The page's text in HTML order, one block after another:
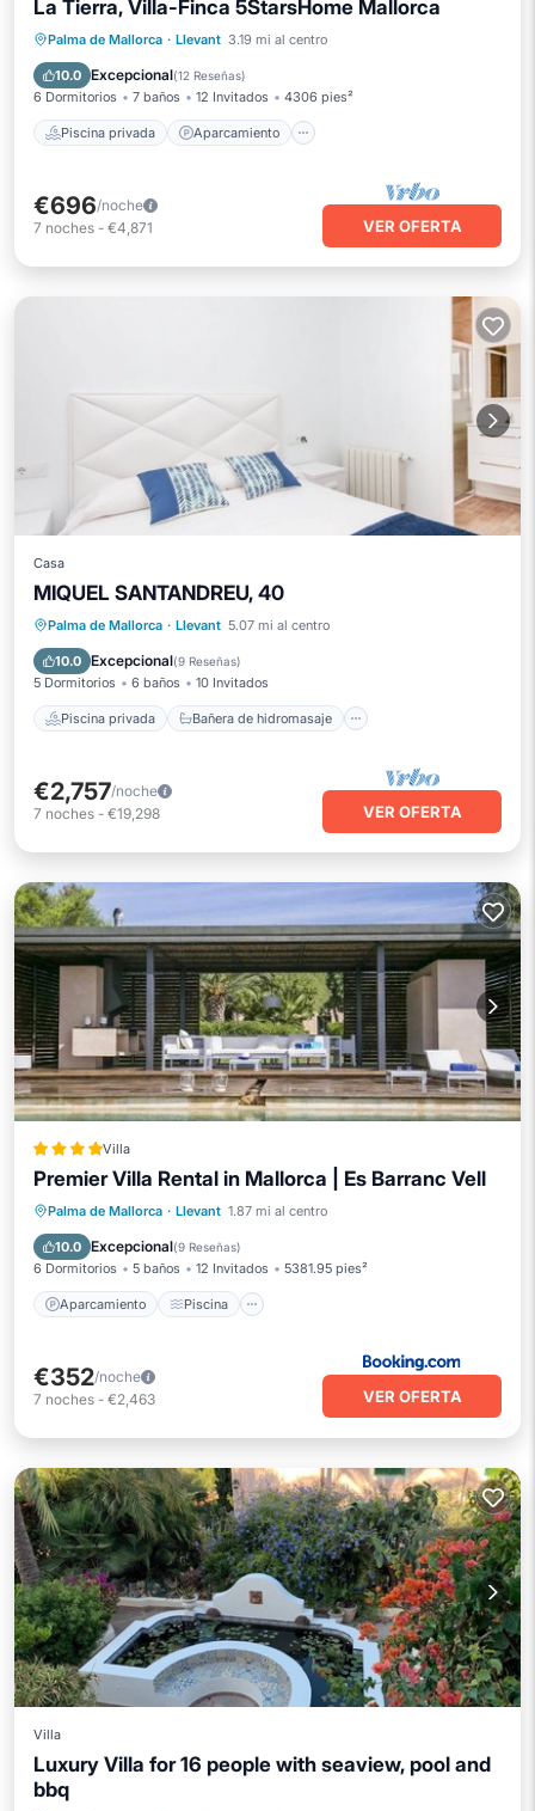
La Tierra, Villa-Finca 5StarsHome Mallorca
Palma de Mallorca · Llevant 3.19 mi al centro
10.0 Excepcional(12 Reseñas)
6 Dormitorios 7 baños 12 Invitados 4306 pies²
Piscina privada Aparcamiento
Piscina privada
Aparcamiento
Piscina
Balcón/Terraza
€696/noche
7 noches - €4,871 VER OFERTA
Casa
MIQUEL SANTANDREU, 40
Palma de Mallorca · Llevant 5.07 mi al centro
10.0 Excepcional(9 Reseñas)
5 Dormitorios 6 baños 10 Invitados
Piscina privada Bañera de hidromasaje
Piscina privada
Bañera de hidromasaje
Piscina
Balcón/Terraza
€2,757/noche
7 noches - €19,298 VER OFERTA
Villa
Premier Villa Rental in Mallorca | Es Barranc Vell
Palma de Mallorca · Llevant 1.87 mi al centro
10.0 Excepcional(9 Reseñas)
6 Dormitorios 5 baños 12 Invitados 5381.95 pies²
Aparcamiento Piscina
Aparcamiento
Piscina
Balcón/Terraza
€352/noche
7 noches - €2,463 VER OFERTA
Villa
Luxury Villa for 16 people with seaview, pool and
bbq